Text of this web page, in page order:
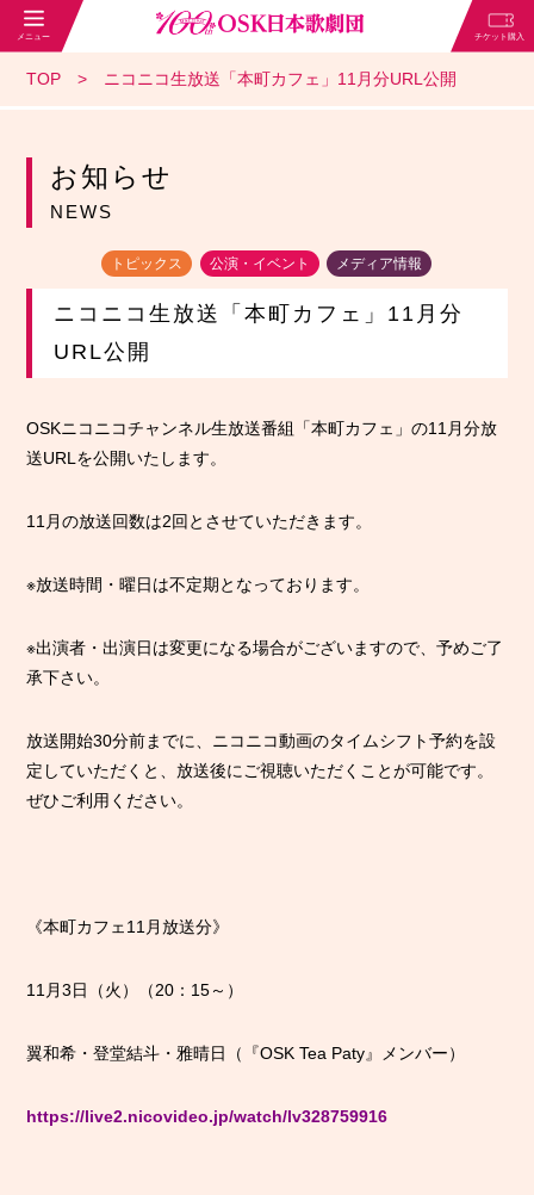
TOP ニコニコ生放送「本町カフェ」11月分URL公開
お知らせ
NEWS
トピックス 公演・イベント メディア情報
ニコニコ生放送「本町カフェ」11月分
URL公開
OSKニコニコチャンネル生放送番組「本町カフェ」の11月分放
送URLを公開いたします。
11月の放送回数は2回とさせていただきます。
※放送時間・曜日は不定期となっております。
※出演者・出演日は変更になる場合がございますので、予めご了
承下さい。
放送開始30分前までに、ニコニコ動画のタイムシフト予約を設
定していただくと、放送後にご視聴いただくことが可能です。
ぜひご利用ください。
《本町カフェ11月放送分》
11月3日（火）（20：15～）
翼和希・登堂結斗・雅晴日（『OSK Tea Paty』メンバー）
https://live2.nicovideo.jp/watch/lv328759916